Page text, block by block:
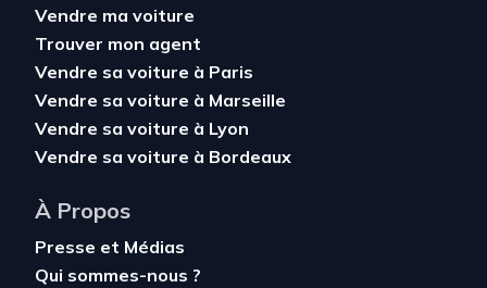
Vendre ma voiture
Trouver mon agent
Vendre sa voiture à Paris
Vendre sa voiture à Marseille
Vendre sa voiture à Lyon
Vendre sa voiture à Bordeaux
À Propos
Presse et Médias
Qui sommes-nous ?